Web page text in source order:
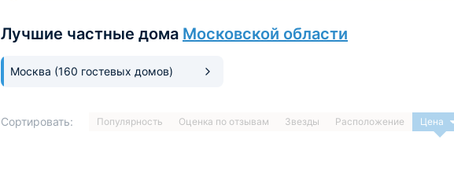
Лучшие частные дома Московской области
Москва (160 гостевых домов)
Сортировать: Популярность Оценка по отзывам Звезды Расположение Цена